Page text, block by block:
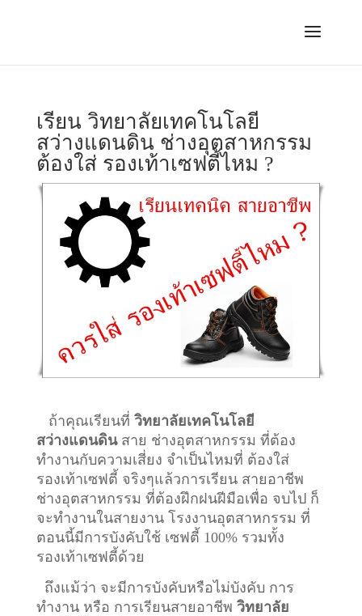
เรียน วิทยาลัยเทคโนโลยี
สว่างแดนดิน ช่างอุตสาหกรรม
ต้องใส่ รองเท้าเซฟตี้ไหม ?
ถ้าคุณเรียนที่ วิทยาลัยเทคโนโลยี
สว่างแดนดินสาย ช่างอุตสาหกรรม ที่ต้อง
ทำงานกับความเสี่ยง จำเป็นไหมที่ ต้องใส่
รองเท้าเซฟตี้ จริงๆแล้วการเรียน สายอาชีพ
ช่างอุตสาหกรรม ที่ต้องฝึกฝนฝีมือเพื่อ จบไป ก็
จะทำงานในสายงาน โรงงานอุตสาหกรรม ที่
ตอนนี้มีการบังคับใช้ เซฟตี้ 100% รวมทั้ง
รองเท้าเซฟตี้ด้วย
ถึงแม้ว่า จะมีการบังคับหรือไม่บังคับ การ
ทำงาน หรือ การเรียนสายอาชีพ วิทยาลัย